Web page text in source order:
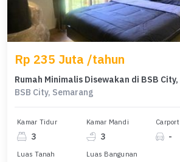
Rp 235 Juta /tahun
BSB City, Semarang
Kamar Tidur
3
Kamar Mandi
3
Carport
-
Luas Tanah Luas Bangunan